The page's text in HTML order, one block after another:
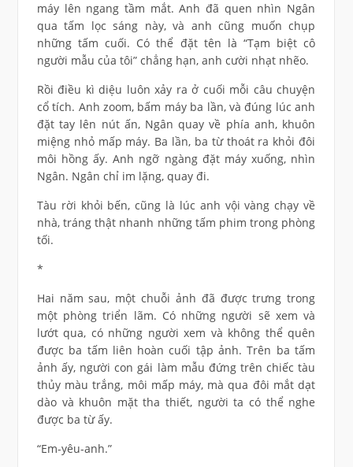
máy lên ngang tầm mắt. Anh đã quen nhìn Ngân
qua tấm lọc sáng này, và anh cũng muốn chụp
những tấm cuối. Có thể đặt tên là “Tạm biệt cô
người mẫu của tôi” chẳng hạn, anh cười nhạt nhẽo.
Rồi điều kì diệu luôn xảy ra ở cuối mỗi câu chuyện
cổ tích. Anh zoom, bấm máy ba lần, và đúng lúc anh
đặt tay lên nút ấn, Ngân quay về phía anh, khuôn
miệng nhỏ mấp máy. Ba lần, ba từ thoát ra khỏi đôi
môi hồng ấy. Anh ngỡ ngàng đặt máy xuống, nhìn
Ngân. Ngân chỉ im lặng, quay đi.
Tàu rời khỏi bến, cũng là lúc anh vội vàng chạy về
nhà, tráng thật nhanh những tấm phim trong phòng
tối.
*
Hai năm sau, một chuỗi ảnh đã được trưng trong
một phòng triển lãm. Có những người sẽ xem và
lướt qua, có những người xem và không thể quên
được ba tấm liên hoàn cuối tập ảnh. Trên ba tấm
ảnh ấy, người con gái làm mẫu đứng trên chiếc tàu
thủy màu trắng, môi mấp máy, mà qua đôi mắt dạt
dào và khuôn mặt tha thiết, người ta có thể nghe
được ba từ ấy.
“Em-yêu-anh.”